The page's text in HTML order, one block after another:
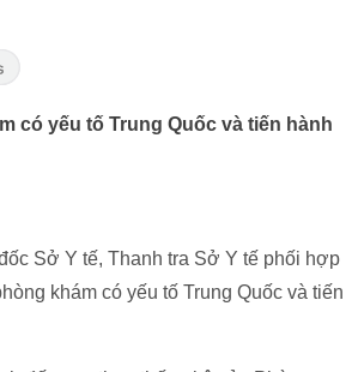
có yếu tố Trung Quốc và tiến hành
Sở Y tế, Thanh tra Sở Y tế phối hợp
khám có yếu tố Trung Quốc và tiến